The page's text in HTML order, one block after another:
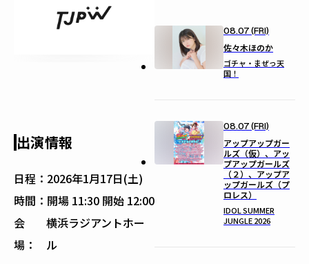
出演情報
日程： 2026年1月17日(土)
時間： 開場 11:30 開始 12:00
会
場：
横浜ラジアントホー
ル
08.07 (FRI)
佐々木ほのか
ゴチャ・まぜっ天
国！
08.07 (FRI)
アップアップガー
ルズ（仮）、アッ
プアップガールズ
（２）、アップア
ップガールズ（プ
ロレス）
IDOL SUMMER
JUNGLE 2026